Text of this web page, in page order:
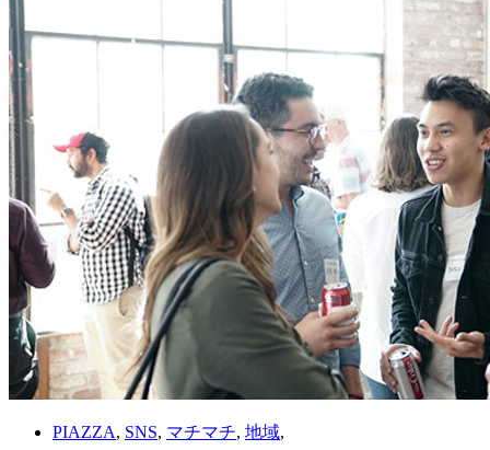
PIAZZA, SNS, マチマチ, 地域,